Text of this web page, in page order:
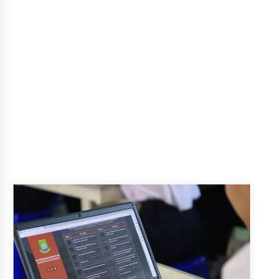
NTT, Ahmad Ali: Karya dan
Pengabdiannya Masih Dirasakan
Masyarakat
5 Agustus 2026
Respons Cepat Aduan Warga, Wali
Kota Serang Bantu Bedah Rumah